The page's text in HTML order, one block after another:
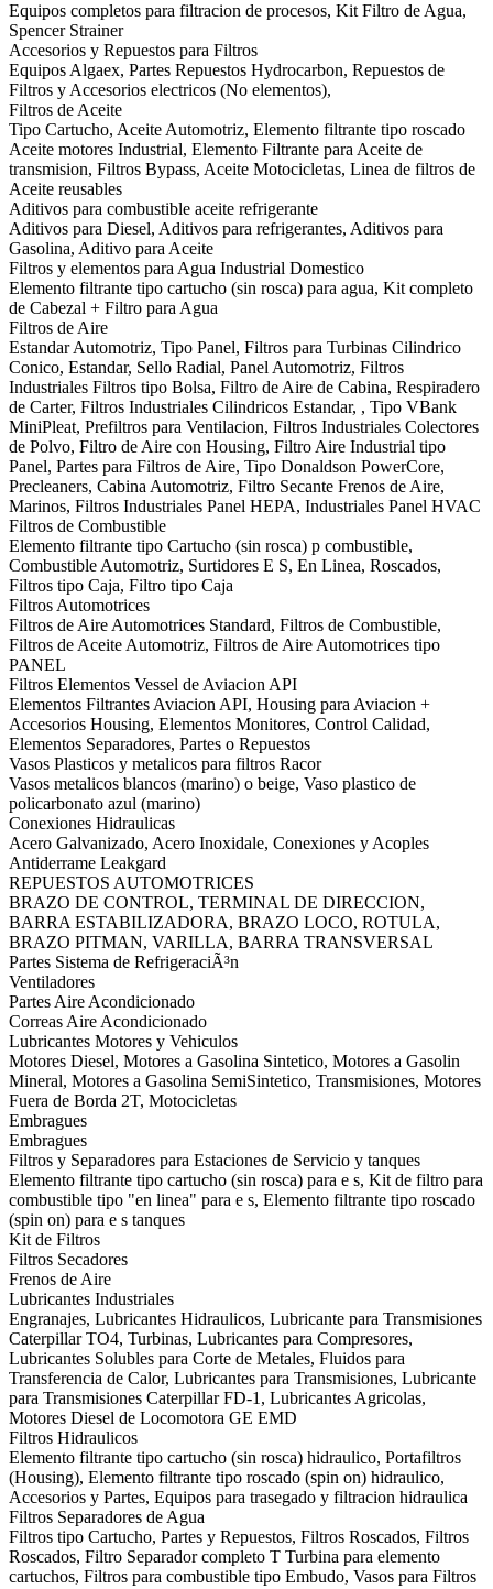
Equipos completos para filtracion de procesos, Kit Filtro de Agua,
Spencer Strainer
Accesorios y Repuestos para Filtros
Equipos Algaex, Partes Repuestos Hydrocarbon, Repuestos de
Filtros y Accesorios electricos (No elementos),
Filtros de Aceite
Tipo Cartucho, Aceite Automotriz, Elemento filtrante tipo roscado
Aceite motores Industrial, Elemento Filtrante para Aceite de
transmision, Filtros Bypass, Aceite Motocicletas, Linea de filtros de
Aceite reusables
Aditivos para combustible aceite refrigerante
Aditivos para Diesel, Aditivos para refrigerantes, Aditivos para
Gasolina, Aditivo para Aceite
Filtros y elementos para Agua Industrial Domestico
Elemento filtrante tipo cartucho (sin rosca) para agua, Kit completo
de Cabezal + Filtro para Agua
Filtros de Aire
Estandar Automotriz, Tipo Panel, Filtros para Turbinas Cilindrico
Conico, Estandar, Sello Radial, Panel Automotriz, Filtros
Industriales Filtros tipo Bolsa, Filtro de Aire de Cabina, Respiradero
de Carter, Filtros Industriales Cilindricos Estandar, , Tipo VBank
MiniPleat, Prefiltros para Ventilacion, Filtros Industriales Colectores
de Polvo, Filtro de Aire con Housing, Filtro Aire Industrial tipo
Panel, Partes para Filtros de Aire, Tipo Donaldson PowerCore,
Precleaners, Cabina Automotriz, Filtro Secante Frenos de Aire,
Marinos, Filtros Industriales Panel HEPA, Industriales Panel HVAC
Filtros de Combustible
Elemento filtrante tipo Cartucho (sin rosca) p combustible,
Combustible Automotriz, Surtidores E S, En Linea, Roscados,
Filtros tipo Caja, Filtro tipo Caja
Filtros Automotrices
Filtros de Aire Automotrices Standard, Filtros de Combustible,
Filtros de Aceite Automotriz, Filtros de Aire Automotrices tipo
PANEL
Filtros Elementos Vessel de Aviacion API
Elementos Filtrantes Aviacion API, Housing para Aviacion +
Accesorios Housing, Elementos Monitores, Control Calidad,
Elementos Separadores, Partes o Repuestos
Vasos Plasticos y metalicos para filtros Racor
Vasos metalicos blancos (marino) o beige, Vaso plastico de
policarbonato azul (marino)
Conexiones Hidraulicas
Acero Galvanizado, Acero Inoxidale, Conexiones y Acoples
Antiderrame Leakgard
REPUESTOS AUTOMOTRICES
BRAZO DE CONTROL, TERMINAL DE DIRECCION,
BARRA ESTABILIZADORA, BRAZO LOCO, ROTULA,
BRAZO PITMAN, VARILLA, BARRA TRANSVERSAL
Partes Sistema de RefrigeraciÃ³n
Ventiladores
Partes Aire Acondicionado
Correas Aire Acondicionado
Lubricantes Motores y Vehiculos
Motores Diesel, Motores a Gasolina Sintetico, Motores a Gasolin
Mineral, Motores a Gasolina SemiSintetico, Transmisiones, Motores
Fuera de Borda 2T, Motocicletas
Embragues
Embragues
Filtros y Separadores para Estaciones de Servicio y tanques
Elemento filtrante tipo cartucho (sin rosca) para e s, Kit de filtro para
combustible tipo "en linea" para e s, Elemento filtrante tipo roscado
(spin on) para e s tanques
Kit de Filtros
Filtros Secadores
Frenos de Aire
Lubricantes Industriales
Engranajes, Lubricantes Hidraulicos, Lubricante para Transmisiones
Caterpillar TO4, Turbinas, Lubricantes para Compresores,
Lubricantes Solubles para Corte de Metales, Fluidos para
Transferencia de Calor, Lubricantes para Transmisiones, Lubricante
para Transmisiones Caterpillar FD-1, Lubricantes Agricolas,
Motores Diesel de Locomotora GE EMD
Filtros Hidraulicos
Elemento filtrante tipo cartucho (sin rosca) hidraulico, Portafiltros
(Housing), Elemento filtrante tipo roscado (spin on) hidraulico,
Accesorios y Partes, Equipos para trasegado y filtracion hidraulica
Filtros Separadores de Agua
Filtros tipo Cartucho, Partes y Repuestos, Filtros Roscados, Filtros
Roscados, Filtro Separador completo T Turbina para elemento
cartuchos, Filtros para combustible tipo Embudo, Vasos para Filtros